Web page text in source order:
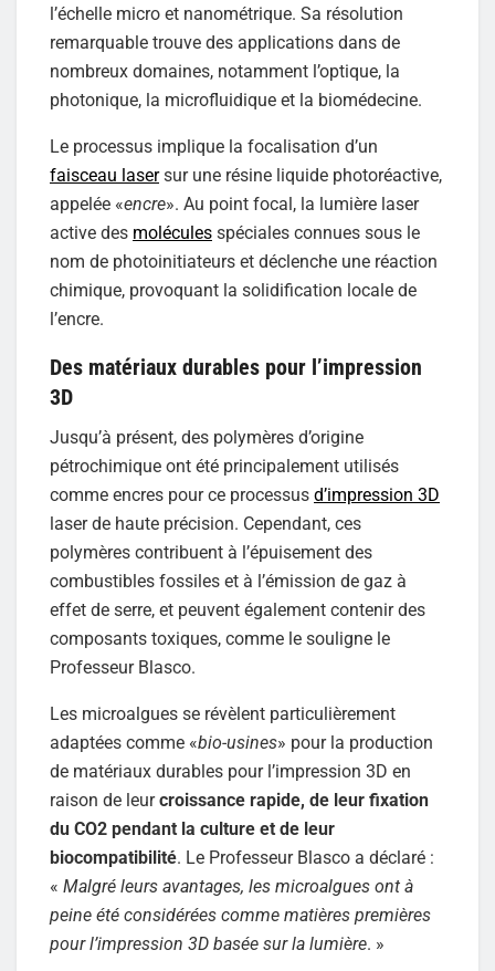
l’échelle micro et nanométrique. Sa résolution
remarquable trouve des applications dans de
nombreux domaines, notamment l’optique, la
photonique, la microfluidique et la biomédecine.
Le processus implique la focalisation d’un
faisceau lasersur une résine liquide photoréactive,
appelée «encre». Au point focal, la lumière laser
active des molécules spéciales connues sous le
nom de photoinitiateurs et déclenche une réaction
chimique, provoquant la solidification locale de
l’encre.
Des matériaux durables pour l’impression
3D
Jusqu’à présent, des polymères d’origine
pétrochimique ont été principalement utilisés
comme encres pour ce processus d’impression 3D
laser de haute précision. Cependant, ces
polymères contribuent à l’épuisement des
combustibles fossiles et à l’émission de gaz à
effet de serre, et peuvent également contenir des
composants toxiques, comme le souligne le
Professeur Blasco.
Les microalgues se révèlent particulièrement
adaptées comme «bio-usines» pour la production
de matériaux durables pour l’impression 3D en
raison de leurcroissance rapide, de leur fixation
du CO2 pendant la culture et de leur
biocompatibilité. Le Professeur Blasco a déclaré :
« Malgré leurs avantages, les microalgues ont à
peine été considérées comme matières premières
pour l’impression 3D basée sur la lumière. »